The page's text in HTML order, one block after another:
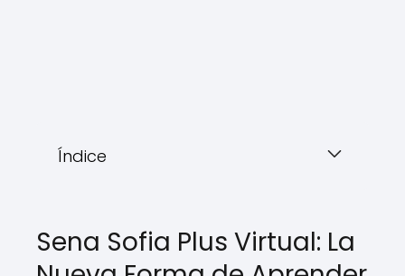
Índice
Sena Sofia Plus Virtual: La